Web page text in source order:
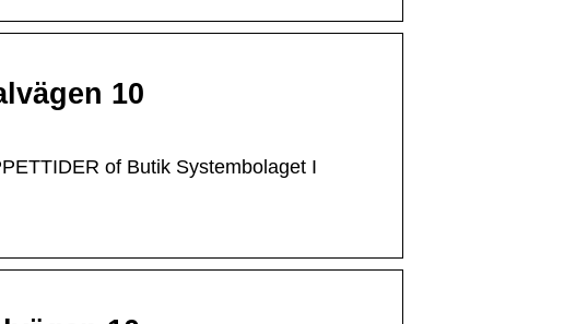
10
of Butik Systembolaget I